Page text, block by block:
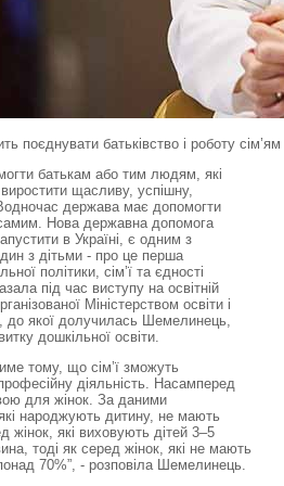
поєднувати батьківство і роботу
батькам або тим людям, які
щасливу, успішну,
держава має допомогти
Нова державна допомога
в Україні, є одним з
з дітьми - про це перша
політики, сім’ї та єдності
під час виступу на освітній
Міністерством освіти і
до якої долучилась Шемелинець,
дошкільної освіти.
тому, що сім’ї зможуть
діяльність. Насамперед
для жінок. За даними
народжують дитину, не мають
жінок, які виховують дітей 3–5
тоді як серед жінок, які не мають
понад 70%”, - розповіла Шемелинець.